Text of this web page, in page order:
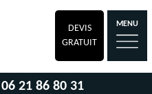
DEVIS
GRATUIT
MENU
06 21 86 80 31